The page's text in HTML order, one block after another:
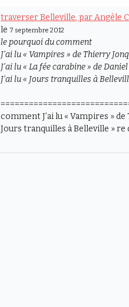
traverser Belleville, par Angèle
le 7 septembre 2012
le pourquoi du comment
J’ai lu « Vampires » de Thierry
J’ai lu « La fée carabine » de
J’ai lu « Jours tranquilles à
comment J’ai lu « Vampires » de
Jours tranquilles à Belleville » re